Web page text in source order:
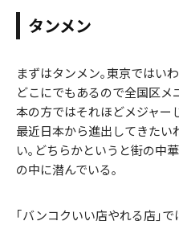
タンメン
まずはタンメン｡東京ではい
どこにでもあるので全国区メ
本の方ではそれほどメジャー
最近日本から進出してきた
い｡どちらかというと街の中
の中に潜んでいる｡
｢バンコクいい店やれる店｣